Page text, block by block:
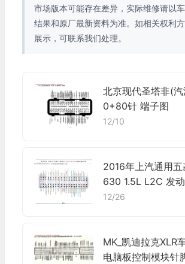
市场版本可能存在差异，实际维修请以
结果和原厂最新资料为准。如相关权利
展示，可联系我们处理。
北京现代圣塔非(
0+80针 端子图
12/10
2016年上汽通用
630 1.5L L2C 发
子
12/26
MK_凯迪拉克XLR
电脑板控制模块